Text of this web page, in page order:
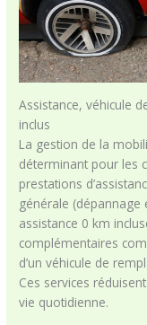
Assistance, véhicule
inclus
La gestion de la
déterminant pour les
prestations
générale
assistance 0 km
complémentaires
d’un véhicule de
Ces services
vie quotidienne.